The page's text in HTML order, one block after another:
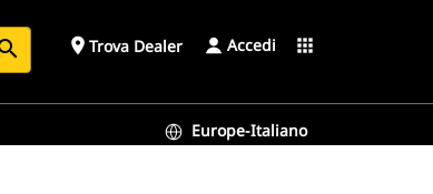
place Trova Dealer Accedi apps
Europe-Italiano